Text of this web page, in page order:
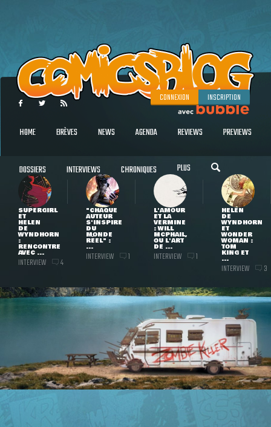
CONNEXION INSCRIPTION
HOME BRÈVES NEWS AGENDA REVIEWS PREVIEWS
DOSSIERS INTERVIEWS CHRONIQUES PLUS
SUPERGIRL
ET
HELEN
DE
WYNDHORN
:
RENCONTRE
AVEC ...
INTERVIEW 4
"CHAQUE
AUTEUR
S'INSPIRE
DU
MONDE
RÉEL" :
...
INTERVIEW 1
L'AMOUR
ET LA
VERMINE
: WILL
MCPHAIL,
OU L'ART
DE ...
INTERVIEW 1
HELEN
DE
WYNDHORN
ET
WONDER
WOMAN :
TOM
KING ET
...
INTERVIEW 3